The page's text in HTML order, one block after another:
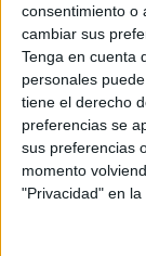
consentimiento o
cambiar sus
Tenga en cuenta
personales
tiene el derecho
preferencias se
sus preferencias
momento
"Privacidad" en
Máster
Ingeniería
UNIVERSIDAD
Pública)
Tipo: Máster